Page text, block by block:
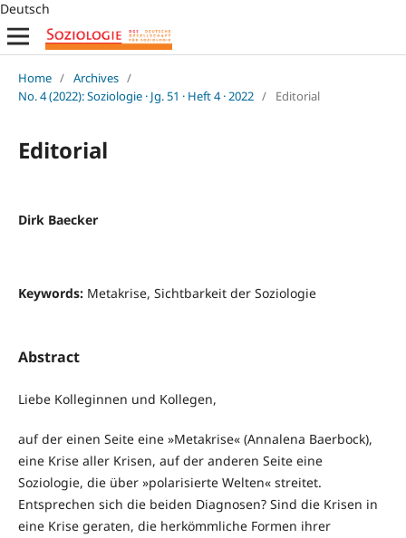
Deutsch
Home / Archives /
No. 4 (2022): Soziologie · Jg. 51 · Heft 4 · 2022 / Editorial
Editorial
Dirk Baecker
Keywords: Metakrise, Sichtbarkeit der Soziologie
Abstract
Liebe Kolleginnen und Kollegen,
auf der einen Seite eine »Metakrise« (Annalena Baerbock),
eine Krise aller Krisen, auf der anderen Seite eine
Soziologie, die über »polarisierte Welten« streitet.
Entsprechen sich die beiden Diagnosen? Sind die Krisen in
eine Krise geraten, die herkömmliche Formen ihrer